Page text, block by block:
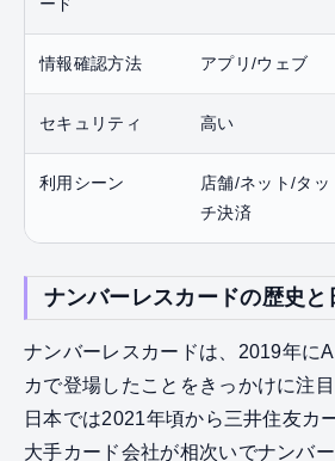
情報確認方法 アプリ/ウェブ
セキュリティ 高い
利用シーン
店舗/ネット/タッ
チ決済
ナンバーレスカードの歴史
ナンバーレスカードは、2019年に
カで登場したことをきっかけに注
日本では2021年頃から三井住友カ
大手カード会社が相次いでナンバ